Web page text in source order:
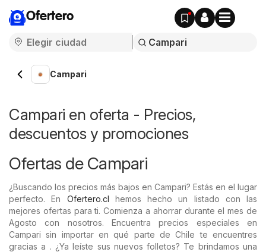
Ofertero
Campari
Campari en oferta - Precios,
descuentos y promociones
Ofertas de Campari
¿Buscando los precios más bajos en Campari? Estás en el lugar
perfecto. En Ofertero.cl hemos hecho un listado con las
mejores ofertas para ti. Comienza a ahorrar durante el mes de
Agosto con nosotros. Encuentra precios especiales en
Campari sin importar en qué parte de Chile te encuentres
gracias a . ¿Ya leíste sus nuevos folletos? Te brindamos una